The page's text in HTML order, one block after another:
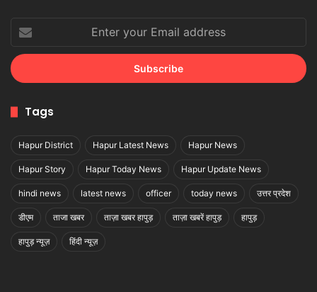
your
Email
address
Tags
Hapur District Hapur Latest News Hapur News
Hapur Story Hapur Today News Hapur Update News
hindi news latest news officer today news उत्तर प्रदेश
डीएम ताजा खबर ताज़ा खबर हापुड़ ताज़ा खबरें हापुड़ हापुड़
हापुड़ न्यूज़ हिंदी न्यूज़